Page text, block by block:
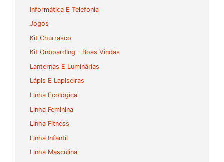
Informática E Telefonia
Jogos
Kit Churrasco
Kit Onboarding - Boas Vindas
Lanternas E Luminárias
Lápis E Lapiseiras
Linha Ecológica
Linha Feminina
Linha Fitness
Linha Infantil
Linha Masculina